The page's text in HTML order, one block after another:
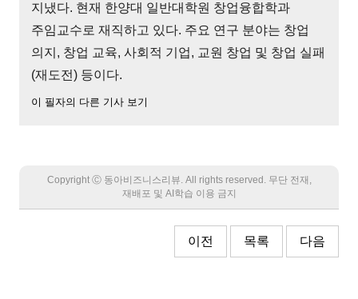
지냈다. 현재 한양대 일반대학원 창업융합학과
주임교수로 재직하고 있다. 주요 연구 분야는 창업
의지, 창업 교육, 사회적 기업, 교원 창업 및 창업 실패
(재도전) 등이다.
이 필자의 다른 기사 보기
Copyright Ⓒ 동아비즈니스리뷰. All rights reserved. 무단 전재,
재배포 및 AI학습 이용 금지
이전 목록 다음